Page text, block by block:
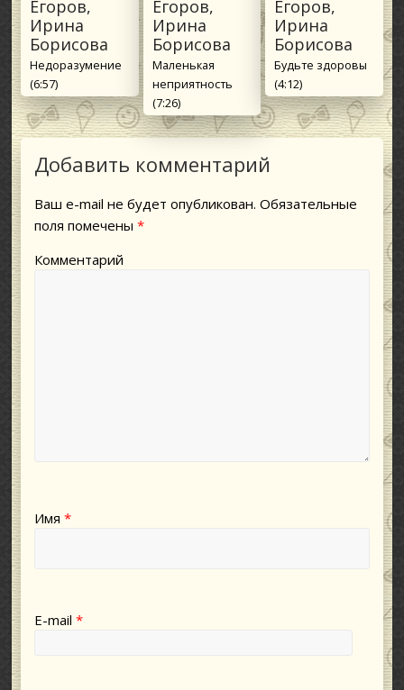
Егоров,
Ирина
Борисова
Недоразумение
(6:57)
Егоров,
Ирина
Борисова
Маленькая
неприятность
(7:26)
Егоров,
Ирина
Борисова
Будьте здоровы
(4:12)
Добавить комментарий
Ваш e-mail не будет опубликован. Обязательные
поля помечены*
Комментарий
Имя*
E-mail*